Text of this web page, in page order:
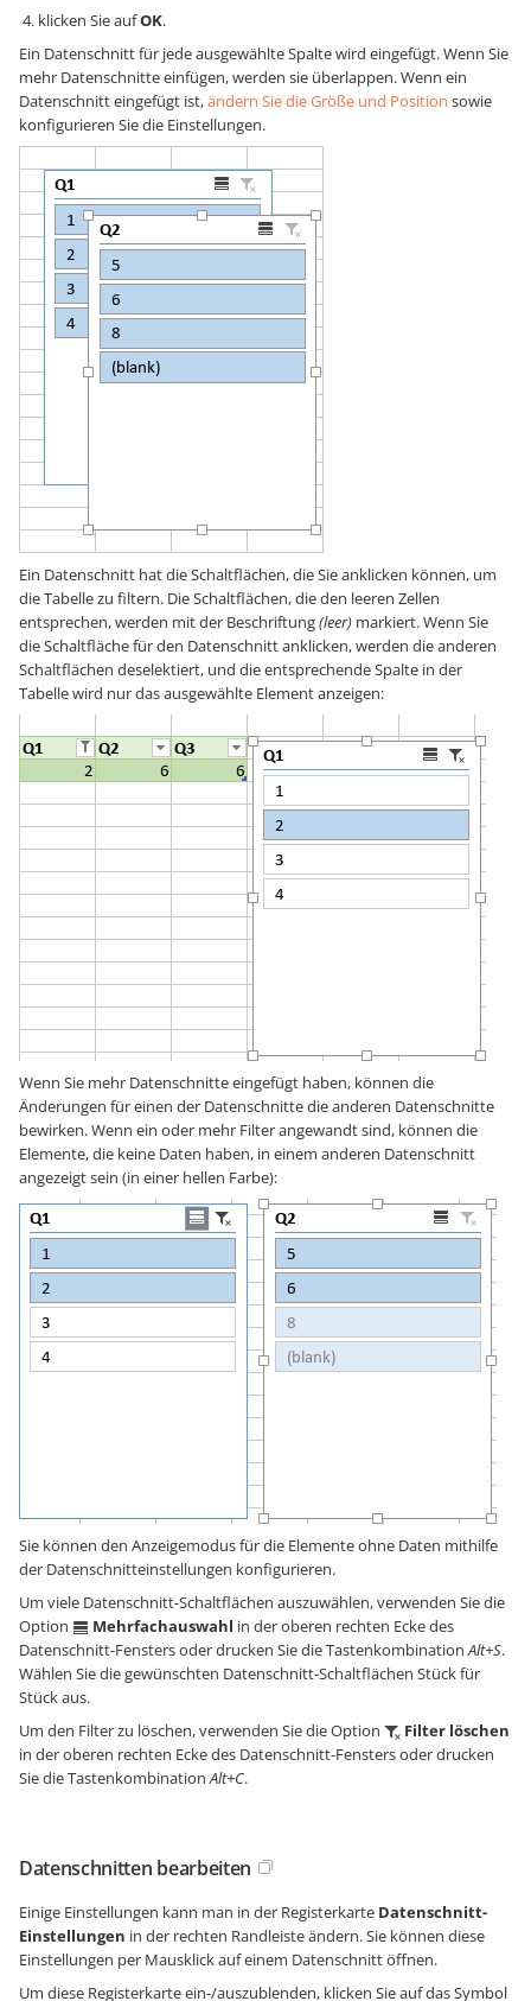
klicken Sie aufOK.
Ein Datenschnitt für jede ausgewählte Spalte wird eingefügt. Wenn Sie
mehr Datenschnitte einfügen, werden sie überlappen. Wenn ein
Datenschnitt eingefügt ist,ändern Sie die Größe und Position sowie
konfigurieren Sie die Einstellungen.
Ein Datenschnitt hat die Schaltflächen, die Sie anklicken können, um
die Tabelle zu filtern. Die Schaltflächen, die den leeren Zellen
entsprechen, werden mit der Beschriftung(leer) markiert. Wenn Sie
die Schaltfläche für den Datenschnitt anklicken, werden die anderen
Schaltflächen deselektiert, und die entsprechende Spalte in der
Tabelle wird nur das ausgewählte Element anzeigen:
Wenn Sie mehr Datenschnitte eingefügt haben, können die
Änderungen für einen der Datenschnitte die anderen Datenschnitte
bewirken. Wenn ein oder mehr Filter angewandt sind, können die
Elemente, die keine Daten haben, in einem anderen Datenschnitt
angezeigt sein (in einer hellen Farbe):
Sie können den Anzeigemodus für die Elemente ohne Daten mithilfe
der Datenschnitteinstellungen konfigurieren.
Um viele Datenschnitt-Schaltflächen auszuwählen, verwenden Sie die
Option
Mehrfachauswahl in der oberen rechten Ecke des
Datenschnitt-Fensters oder drucken Sie die TastenkombinationAlt+S.
Wählen Sie die gewünschten Datenschnitt-Schaltflächen Stück für
Stück aus.
Um den Filter zu löschen, verwenden Sie die Option
Filter löschen
in der oberen rechten Ecke des Datenschnitt-Fensters oder drucken
Sie die TastenkombinationAlt+C.
Datenschnitten bearbeiten
Einige Einstellungen kann man in der Registerkarte Datenschnitt-
Einstellungen in der rechten Randleiste ändern. Sie können diese
Einstellungen per Mausklick auf einem Datenschnitt öffnen.
Um diese Registerkarte ein-/auszublenden, klicken Sie auf das Symbol